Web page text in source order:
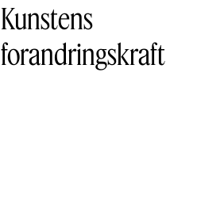
Kunstens
forandringskraft